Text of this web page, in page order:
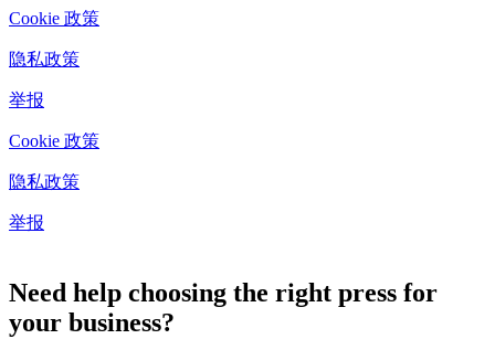
Cookie 政策
隐私政策
举报
Cookie 政策
隐私政策
举报
Need help choosing the right press for
your business?